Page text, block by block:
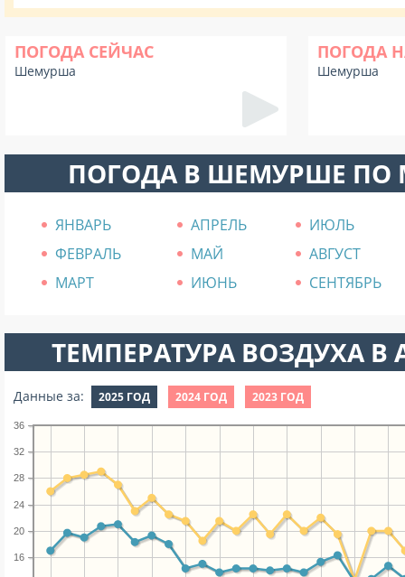
ПОГОДА СЕЙЧАС
Шемурша
ПОГОДА
Шемурша
ПОГОДА В ШЕМУРШЕ ПО
ЯНВАРЬ АПРЕЛЬ
ИЮЛЬ
ФЕВРАЛЬ
МАЙ
АВГУСТ
МАРТ
ИЮНЬ СЕНТЯБРЬ
ТЕМПЕРАТУРА ВОЗДУХА В
Данные за: 2025 ГОД 2024 ГОД 2023 ГОД
16
20
24
28
32
36